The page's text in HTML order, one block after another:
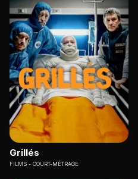
Grillés
FILMS COURT-MÉTRAGE